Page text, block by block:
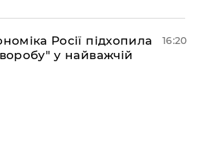
Росії підхопила
у найважчій
16:20